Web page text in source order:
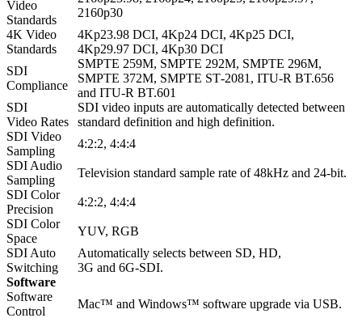
Video
Standards
2160p30
4K Video
Standards
4Kp23.98 DCI, 4Kp24 DCI, 4Kp25 DCI,
4Kp29.97 DCI, 4Kp30 DCI
SDI
Compliance
SMPTE 259M, SMPTE 292M, SMPTE 296M,
SMPTE 372M, SMPTE ST‑2081, ITU‑R BT.656
and ITU‑R BT.601
SDI
Video Rates
SDI video inputs are automatically detected between
standard definition and high definition.
SDI Video
Sampling
4:2:2, 4:4:4
SDI Audio
Sampling
Television standard sample rate of 48kHz and 24‑bit.
SDI Color
Precision
4:2:2, 4:4:4
SDI Color
Space
YUV, RGB
SDI Auto
Switching
Automatically selects between SD, HD,
3G and 6G‑SDI.
Software
Software
Control
Mac™ and Windows™ software upgrade via USB.